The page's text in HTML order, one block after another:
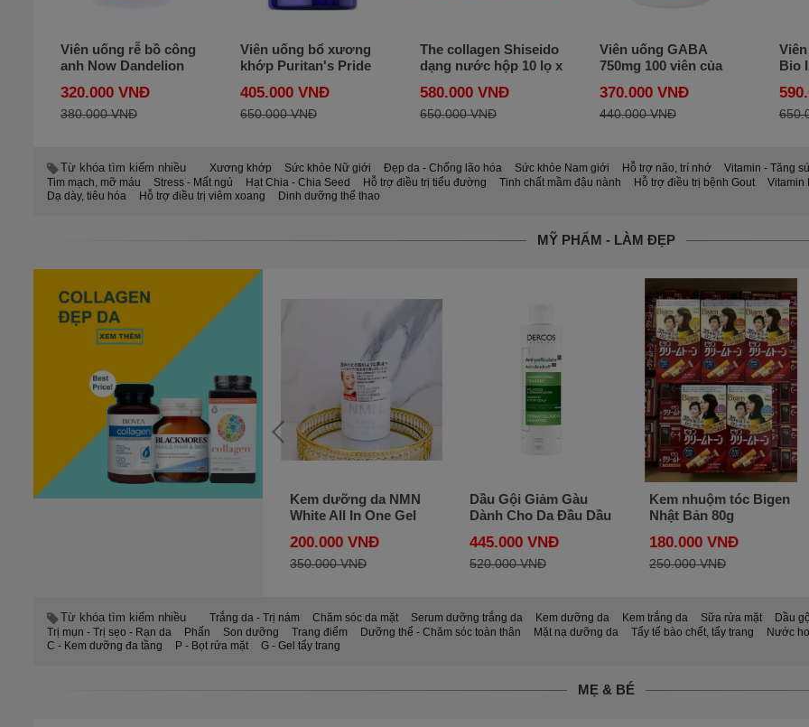
Viên uống rễ bồ công
anh Now Dandelion
của Mỹ
320.000 VNĐ
380.000 VNĐ
Viên uống bổ xương
khớp Puritan's Pride
Magnesium Vitamin
D3 & K 120 viên
405.000 VNĐ
650.000 VNĐ
The collagen Shiseido
dạng nước hộp 10 lọ x
580.000 VNĐ
650.000 VNĐ
Viên uống GABA
750mg 100 viên của
giảm stress
370.000 VNĐ
440.000 VNĐ
Bio
150
Từ khóa tìm kiếm nhiều Xương khớp Sức khỏe Nữ giới Đẹp da - Chống lão hóa Sức khỏe Nam giới Hỗ trợ não, trí nhớ Vitamin - Tăng
Tim mạch, mỡ máu
Stress - Mất ngủ Hạt Chia - Chia Seed Hỗ trợ điều trị tiểu đường Tinh chất mầm đậu nành Hỗ trợ điều trị bệnh Gout Vitamin
Dạ dày, tiêu hóa
Hỗ trợ điều trị viêm xoang Dinh dưỡng thể thao
MỸ PHẨM - LÀM ĐẸP
Kem Dưỡng Ẩm
Kem dưỡng da NMN
White All In One Gel
200.000 VNĐ
350.000 VNĐ
Dầu Gội Giảm Gàu
Dành Cho Da Đầu Dầu
Dandruff DS 200ml
của Pháp
445.000 VNĐ
520.000 VNĐ
Kem nhuộm tóc Bigen
Nhật Bản 80g
180.000 VNĐ
250.000 VNĐ
Từ khóa tìm kiếm nhiều Trắng da - Trị nám Chăm sóc da mặt Serum dưỡng trắng da Kem dưỡng da Kem trắng da Sữa rửa mặt Dầu
Trị mụn - Trị sẹo - Rạn da
Phấn Son dưỡng Trang điểm Dưỡng thể - Chăm sóc toàn thân Mặt nạ dưỡng da Tẩy tế bào chết, tẩy trang Nước
C - Kem dưỡng đa tầng
P - Bọt rửa mặt G - Gel tẩy trang
MẸ & BÉ